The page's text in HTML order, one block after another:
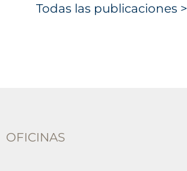
Todas las publicaciones >
OFICINAS